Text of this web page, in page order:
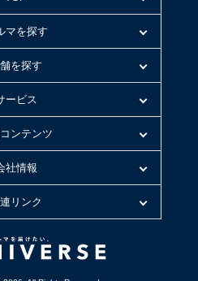
マを探す
を探す
ービス
ンテンツ
社情報
リンク